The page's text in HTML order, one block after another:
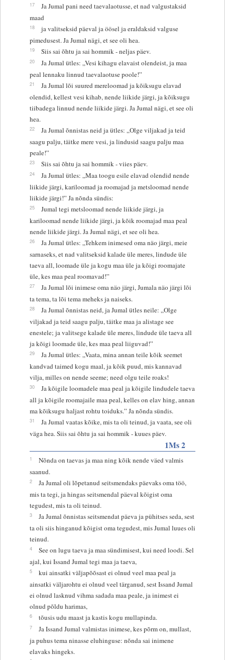
17
Ja Jumal pani need taevalaotusse, et nad valgustaksid
maad
18
ja valitseksid päeval ja öösel ja eraldaksid valguse
pimedusest. Ja Jumal nägi, et see oli hea.
19 Siis sai õhtu ja sai hommik - neljas päev.
20
Ja Jumal ütles: „Vesi kihagu elavaist olendeist, ja maa
peal lennaku linnud taevalaotuse poole!”
21
Ja Jumal lõi suured mereloomad ja kõiksugu elavad
olendid, kellest vesi kihab, nende liikide järgi, ja kõiksugu
tiibadega linnud nende liikide järgi. Ja Jumal nägi, et see oli
hea.
22
Ja Jumal õnnistas neid ja ütles: „Olge viljakad ja teid
saagu palju, täitke mere vesi, ja lindusid saagu palju maa
peale!”
23 Siis sai õhtu ja sai hommik - viies päev.
24
Ja Jumal ütles: „Maa toogu esile elavad olendid nende
liikide järgi, kariloomad ja roomajad ja metsloomad nende
liikide järgi!” Ja nõnda sündis:
25
Jumal tegi metsloomad nende liikide järgi, ja
kariloomad nende liikide järgi, ja kõik roomajad maa peal
nende liikide järgi. Ja Jumal nägi, et see oli hea.
26
Ja Jumal ütles: „Tehkem inimesed oma näo järgi, meie
sarnaseks, et nad valitseksid kalade üle meres, lindude üle
taeva all, loomade üle ja kogu maa üle ja kõigi roomajate
üle, kes maa peal roomavad!”
27
Ja Jumal lõi inimese oma näo järgi, Jumala näo järgi lõi
ta tema, ta lõi tema meheks ja naiseks.
28
Ja Jumal õnnistas neid, ja Jumal ütles neile: „Olge
viljakad ja teid saagu palju, täitke maa ja alistage see
enestele; ja valitsege kalade üle meres, lindude üle taeva all
ja kõigi loomade üle, kes maa peal liiguvad!”
29
Ja Jumal ütles: „Vaata, mina annan teile kõik seemet
kandvad taimed kogu maal, ja kõik puud, mis kannavad
vilja, milles on nende seeme; need olgu teile roaks!
30
Ja kõigile loomadele maa peal ja kõigile lindudele taeva
all ja kõigile roomajaile maa peal, kelles on elav hing, annan
ma kõiksugu haljast rohtu toiduks.” Ja nõnda sündis.
31
Ja Jumal vaatas kõike, mis ta oli teinud, ja vaata, see oli
väga hea. Siis sai õhtu ja sai hommik - kuues päev.
1Ms 2
1
Nõnda on taevas ja maa ning kõik nende väed valmis
saanud.
2
Ja Jumal oli lõpetanud seitsmendaks päevaks oma töö,
mis ta tegi, ja hingas seitsmendal päeval kõigist oma
tegudest, mis ta oli teinud.
3
Ja Jumal õnnistas seitsmendat päeva ja pühitses seda, sest
ta oli siis hinganud kõigist oma tegudest, mis Jumal luues oli
teinud.
4
See on lugu taeva ja maa sündimisest, kui need loodi. Sel
ajal, kui Issand Jumal tegi maa ja taeva,
5
kui ainsatki väljapõõsast ei olnud veel maa peal ja
ainsatki väljarohtu ei olnud veel tärganud, sest Issand Jumal
ei olnud lasknud vihma sadada maa peale, ja inimest ei
olnud põldu harimas,
6 tõusis udu maast ja kastis kogu mullapinda.
7
Ja Issand Jumal valmistas inimese, kes põrm on, mullast,
ja puhus tema ninasse eluhinguse: nõnda sai inimene
elavaks hingeks.